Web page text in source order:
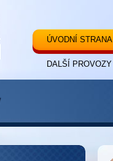
ÚVODNÍ STRANA
DALŠÍ PROVOZY